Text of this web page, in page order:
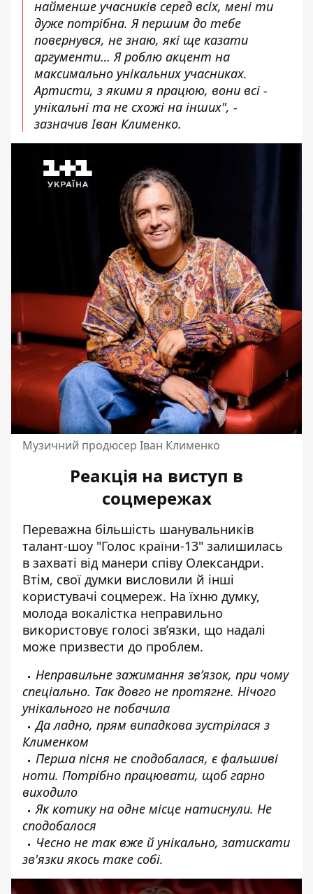
найменше учасників серед всіх, мені ти
дуже потрібна. Я першим до тебе
повернувся, не знаю, які ще казати
аргументи… Я роблю акцент на
максимально унікальних учасниках.
Артисти, з якими я працюю, вони всі -
унікальні та не схожі на інших", -
зазначив Іван Клименко.
Музичний продюсер Іван Клименко
Реакція на виступ в
соцмережах
Переважна більшість шанувальників
талант-шоу "Голос країни-13" залишилась
в захваті від манери співу Олександри.
Втім, свої думки висловили й інші
користувачі соцмереж. На їхню думку,
молода вокалістка неправильно
використовує голосі зв’язки, що надалі
може призвести до проблем.
Неправильне зажимання зв’язок, при чому
спеціально. Так довго не протягне. Нічого
унікального не побачила
Да ладно, прям випадкова зустрілася з
Клименком
Перша пісня не сподобалася, є фальшиві
ноти. Потрібно працювати, щоб гарно
виходило
Як котику на одне місце натиснули. Не
сподобалося
Чесно не так вже й унікально, затискати
зв'язки якось таке собі.